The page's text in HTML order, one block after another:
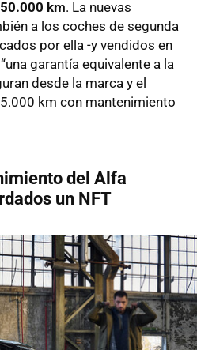
km. La nuevas
a los coches de segunda
por ella -y vendidos en
garantía equivalente a la
desde la marca y el
km con mantenimiento
del Alfa
un NFT